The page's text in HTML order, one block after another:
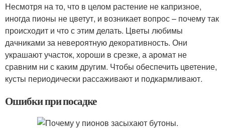
Несмотря на то, что в целом растение не капризное,
иногда пионы не цветут, и возникает вопрос – почему так
происходит и что с этим делать. Цветы любимы
дачниками за невероятную декоративность. Они
украшают участок, хороши в срезке, а аромат не
сравним ни с каким другим. Чтобы обеспечить цветение,
кусты периодически рассаживают и подкармливают.
Ошибки при посадке